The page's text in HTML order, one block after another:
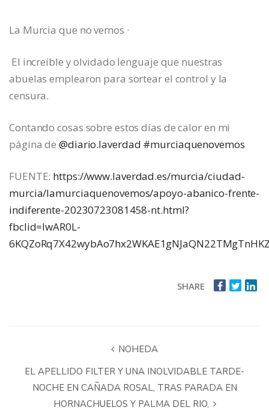
La Murcia que no vemos ·
El increíble y olvidado lenguaje que nuestras
abuelas emplearon para sortear el control y la
censura.
Contando cosas sobre estos días de calor en mi
página de@diario.laverdad #murciaquenovemos
FUENTE: https://www.laverdad.es/murcia/ciudad-
murcia/lamurciaquenovemos/apoyo-abanico-frente-
indiferente-20230723081458-nt.html?
fbclid=IwAR0L-
SHARE
NOHEDA
EL APELLIDO FILTER Y UNA INOLVIDABLE TARDE-
NOCHE EN CAÑADA ROSAL, TRAS PARADA EN
HORNACHUELOS Y PALMA DEL RIO,